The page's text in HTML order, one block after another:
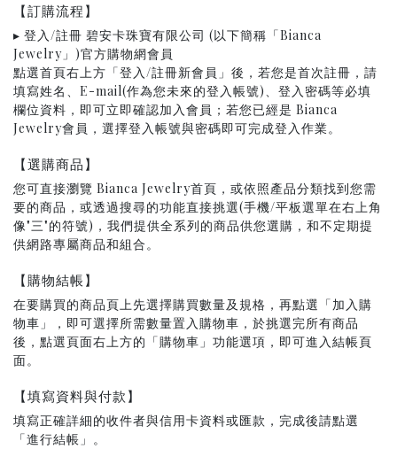
【訂購流程】
▸ 登入/註冊 碧安卡珠寶有限公司 (以下簡稱「Bianca
Jewelry」)官方購物網會員
點選首頁右上方「登入/註冊新會員」後，若您是首次註冊，請
填寫姓名、E-mail(作為您未來的登入帳號)、登入密碼等必填
欄位資料，即可立即確認加入會員；若您已經是 Bianca
Jewelry會員，選擇登入帳號與密碼即可完成登入作業。
【選購商品】
您可直接瀏覽 Bianca Jewelry首頁，或依照產品分類找到您需
要的商品，或透過搜尋的功能直接挑選(手機/平板選單在右上角
像"三"的符號)，我們提供全系列的商品供您選購，和不定期提
供網路專屬商品和組合。
【購物結帳】
在要購買的商品頁上先選擇購買數量及規格，再點選「加入購
物車」，即可選擇所需數量置入購物車，於挑選完所有商品
後，點選頁面右上方的「購物車」功能選項，即可進入結帳頁
面。
【填寫資料與付款】
填寫正確詳細的收件者與信用卡資料或匯款，完成後請點選
「進行結帳」。